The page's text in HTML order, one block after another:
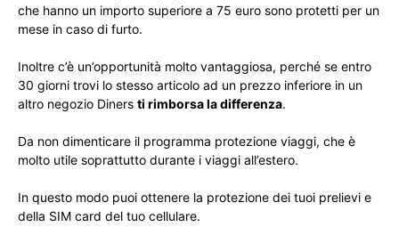
che hanno un importo superiore a 75 euro sono protetti per un
mese in caso di furto.
Inoltre c’è un’opportunità molto vantaggiosa, perché se entro
30 giorni trovi lo stesso articolo ad un prezzo inferiore in un
altro negozio Diners ti rimborsa la differenza.
Da non dimenticare il programma protezione viaggi, che è
molto utile soprattutto durante i viaggi all’estero.
In questo modo puoi ottenere la protezione dei tuoi prelievi e
della SIM card del tuo cellulare.